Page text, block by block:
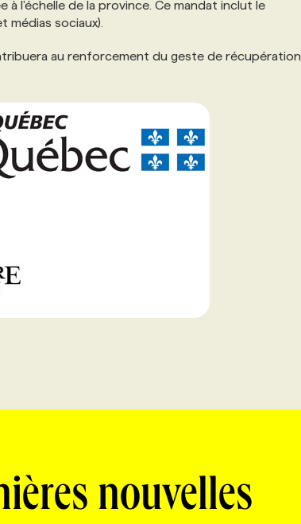
l'échelle de la province. Ce mandat inclut le
sociaux).
au renforcement du geste de récupération
nouvelles